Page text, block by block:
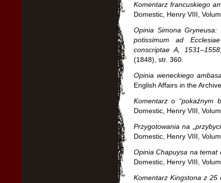
Komentarz francuskiego
Domestic, Henry VIII,
Opinia Simona Gryneusa:
potissimum ad
conscriptae A, 1531–
(1848), str. 360.
Opinia weneckiego
English Affairs in the
Komentarz o “pokaźnym
Domestic, Henry VIII,
Przygotowania na
Domestic, Henry VIII,
Opinia Chapuysa na temat
Domestic, Henry VIII,
Komentarz Kingstona z 25